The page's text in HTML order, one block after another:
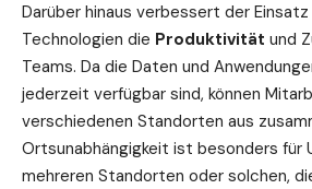
Darüber hinaus verbessert der
Technologien die Produktivität und
Teams. Da die Daten und
jederzeit verfügbar sind, können
verschiedenen Standorten aus
Ortsunabhängigkeit ist besonders für
mehreren Standorten oder solchen,